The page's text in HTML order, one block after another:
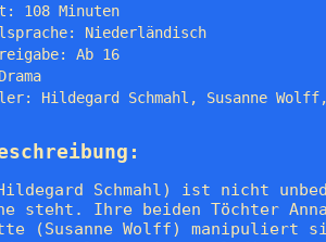
108 Minuten
Niederländisch
Ab 16
Hildegard Schmahl, Susanne
Schmahl) ist nicht
steht. Ihre beiden Töchter
(Susanne Wolff) manipuliert